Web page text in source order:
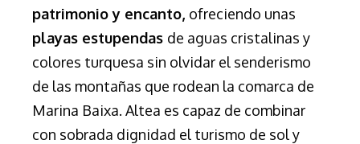
patrimonio y encanto, ofreciendo unas
playas estupendas de aguas cristalinas y
colores turquesa sin olvidar el senderismo
de las montañas que rodean la comarca de
Marina Baixa. Altea es capaz de combinar
con sobrada dignidad el turismo de sol y